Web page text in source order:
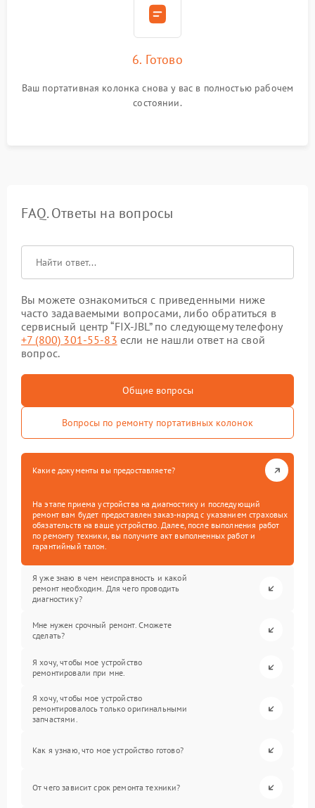
6. Готово
Ваш портативная колонка снова у вас в полностью рабочем
состоянии.
FAQ. Ответы на вопросы
Вы можете ознакомиться с приведенными ниже
часто задаваемыми вопросами, либо обратиться в
сервисный центр “FIX-JBL” по следующему телефону
+7 (800) 301-55-83 если не нашли ответ на свой
вопрос.
Общие вопросы
Вопросы по ремонту портативных колонок
Какие документы вы предоставляете?
На этапе приема устройства на диагностику и последующий
ремонт вам будет предоставлен заказ-наряд с указанием страховых
обязательств на ваше устройство. Далее, после выполнения работ
по ремонту техники, вы получите акт выполненных работ и
гарантийный талон.
Я уже знаю в чем неисправность и какой
ремонт необходим. Для чего проводить
диагностику?
Мне нужен срочный ремонт. Сможете
сделать?
Я хочу, чтобы мое устройство
ремонтировали при мне.
Я хочу, чтобы мое устройство
ремонтировалось только оригинальными
запчастями.
Как я узнаю, что мое устройство готово?
От чего зависит срок ремонта техники?